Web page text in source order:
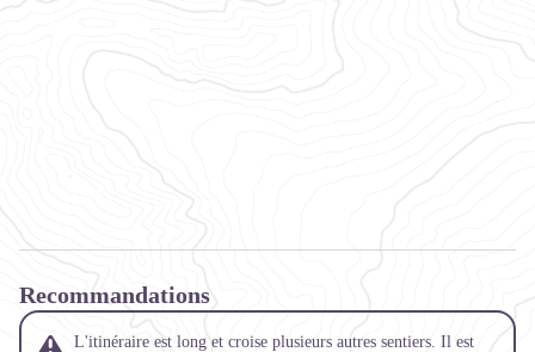
Recommandations
L'itinéraire est long et croise plusieurs autres sentiers. Il est